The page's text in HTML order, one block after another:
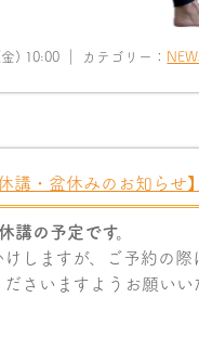
) 10:00 ｜ カテゴリー：
講・盆休みのお知らせ】
講の予定です。
けしますが、ご予約の際
さいますようお願いい